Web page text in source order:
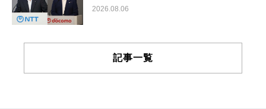
2026.08.06
記事一覧